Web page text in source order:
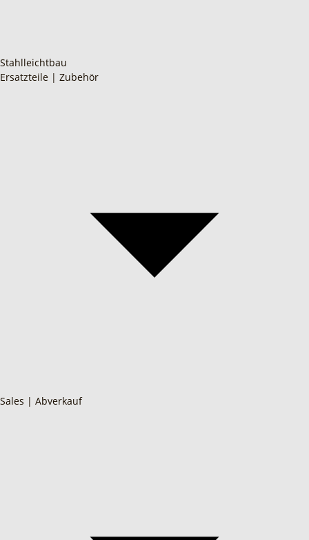
Stahlleichtbau
Ersatzteile | Zubehör
Sales | Abverkauf